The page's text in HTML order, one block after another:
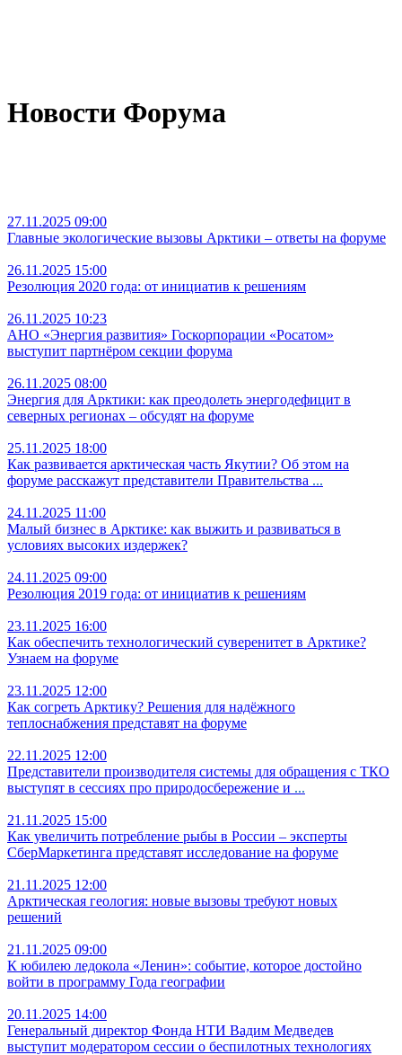
Новости Форума
27.11.2025 09:00
Главные экологические вызовы Арктики – ответы на форуме
26.11.2025 15:00
Резолюция 2020 года: от инициатив к решениям
26.11.2025 10:23
АНО «Энергия развития» Госкорпорации «Росатом»
выступит партнёром секции форума
26.11.2025 08:00
Энергия для Арктики: как преодолеть энергодефицит в
северных регионах – обсудят на форуме
25.11.2025 18:00
Как развивается арктическая часть Якутии? Об этом на
форуме расскажут представители Правительства ...
24.11.2025 11:00
Малый бизнес в Арктике: как выжить и развиваться в
условиях высоких издержек?
24.11.2025 09:00
Резолюция 2019 года: от инициатив к решениям
23.11.2025 16:00
Как обеспечить технологический суверенитет в Арктике?
Узнаем на форуме
23.11.2025 12:00
Как согреть Арктику? Решения для надёжного
теплоснабжения представят на форуме
22.11.2025 12:00
Представители производителя системы для обращения с ТКО
выступят в сессиях про природосбережение и ...
21.11.2025 15:00
Как увеличить потребление рыбы в России – эксперты
СберМаркетинга представят исследование на форуме
21.11.2025 12:00
Арктическая геология: новые вызовы требуют новых
решений
21.11.2025 09:00
К юбилею ледокола «Ленин»: событие, которое достойно
войти в программу Года географии
20.11.2025 14:00
Генеральный директор Фонда НТИ Вадим Медведев
выступит модератором сессии о беспилотных технологиях